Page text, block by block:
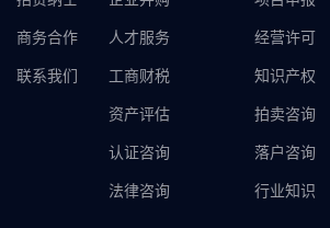
商务合作
联系我们
人才服务 经营许可
工商财税 知识产权
资产评估 拍卖咨询
认证咨询 落户咨询
法律咨询 行业知识